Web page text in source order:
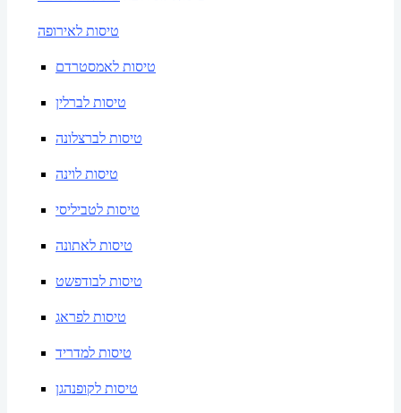
טיסות לאירופה
טיסות לאמסטרדם
טיסות לברלין
טיסות לברצלונה
טיסות לוינה
טיסות לטביליסי
טיסות לאתונה
טיסות לבודפשט
טיסות לפראג
טיסות למדריד
טיסות לקופנהגן